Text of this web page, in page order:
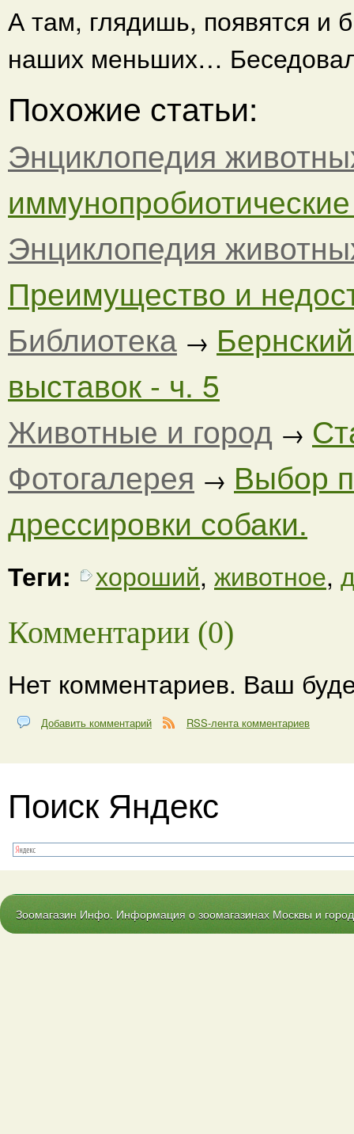
А там, глядишь, появятся и
наших меньших…
Похожие статьи:
Энциклопедия
Энциклопедия
Преимущество и
Библиотека →
выставок - ч. 5
Животные и город →
Фотогалерея → Выбор
дрессировки собаки.
Теги: хороший, животное,
Комментарии (0)
Нет комментариев. Ваш
Добавить комментарий RSS-лента комментариев
Поиск Яндекс
Зоомагазин Инфо. Информация о зоомагазинах Москвы и